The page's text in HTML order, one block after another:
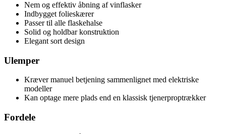
Nem og effektiv åbning af vinflasker
Indbygget folieskærer
Passer til alle flaskehalse
Solid og holdbar konstruktion
Elegant sort design
Ulemper
Kræver manuel betjening sammenlignet med elektriske
modeller
Kan optage mere plads end en klassisk tjenerproptrækker
Fordele